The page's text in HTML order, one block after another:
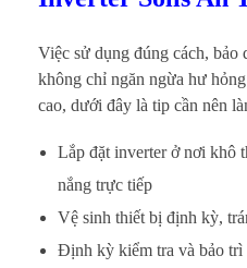
Việc sử dụng đúng cách, bảo
không chỉ ngăn ngừa hư
cao, dưới đây là tip cần nên
Lắp đặt inverter ở nơi khô
nắng trực tiếp
Vệ sinh thiết bị định kỳ,
Định kỳ kiểm tra và bảo trì